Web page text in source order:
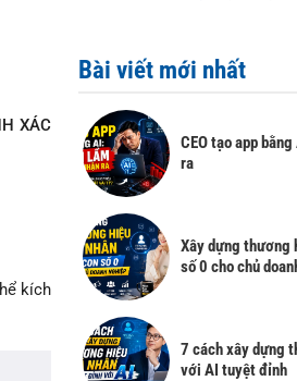
XÁC
kích
Bài viết mới nhất
CEO tạo app
ra
Xây dựng thương
số 0 cho chủ
7 cách xây dựng
với AI tuyệt đỉnh